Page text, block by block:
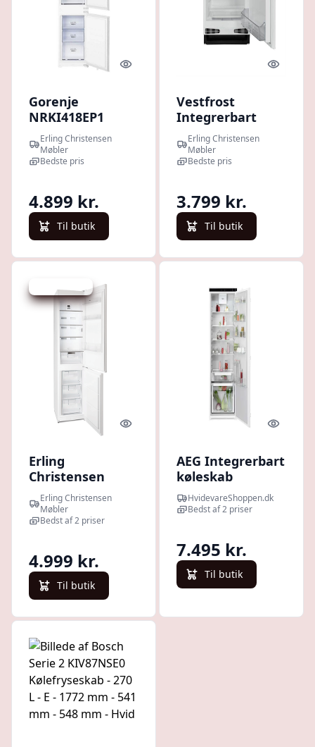
Quick look
Gorenje
NRKI418EP1
Integreret
kølefryseskab :
Erling
Møbler
Erling Christensen
Møbler
Bedste pris
4.899 kr.
Til butik
Quick
Vestfrost
Integrerbart
køleskab VIUC
1082 : Erling
Christensen
Erling Christensen
Møbler
Bedste pris
3.799 kr.
Til butik
Quick look
Erling
Christensen
Møbler Gram KF
411864 N-2
Fritstående
ÅRS GARANTI :
Erling
Christensen
Møbler : Erling
Christensen
Erling Christensen
Møbler
Bedst af 2 priser
4.999 kr.
Til butik
Quick
AEG Integrerbart
køleskab
TK6DS181ES - 2+2
års garanti
HvidevareShoppen.dk
Bedst af 2 priser
7.495 kr.
Til butik